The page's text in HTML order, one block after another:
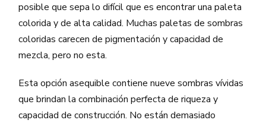
posible que sepa lo difícil que es encontrar una paleta
colorida y de alta calidad. Muchas paletas de sombras
coloridas carecen de pigmentación y capacidad de
mezcla, pero no esta.
Esta opción asequible contiene nueve sombras vívidas
que brindan la combinación perfecta de riqueza y
capacidad de construcción. No están demasiado